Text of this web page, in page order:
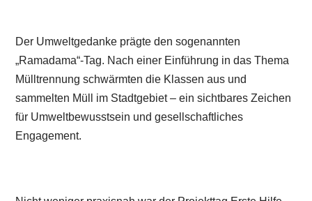
Der Umweltgedanke prägte den sogenannten
„Ramadama“-Tag. Nach einer Einführung in das Thema
Mülltrennung schwärmten die Klassen aus und
sammelten Müll im Stadtgebiet – ein sichtbares Zeichen
für Umweltbewusstsein und gesellschaftliches
Engagement.